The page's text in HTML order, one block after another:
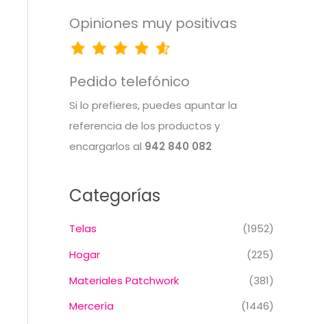
Opiniones muy positivas
Pedido telefónico
Si lo prefieres, puedes apuntar la
referencia de los productos y
encargarlos al 942 840 082
Categorías
Telas
(1952)
Hogar
(225)
Materiales Patchwork
(381)
Mercería
(1446)